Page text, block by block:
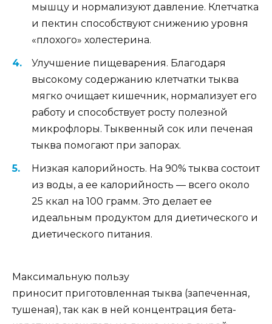
мышцу и нормализуют давление. Клетчатка
и пектин способствуют снижению уровня
«плохого» холестерина.
Улучшение пищеварения. Благодаря
высокому содержанию клетчатки тыква
мягко очищает кишечник, нормализует его
работу и способствует росту полезной
микрофлоры. Тыквенный сок или печеная
тыква помогают при запорах.
Низкая калорийность. На 90% тыква состоит
из воды, а ее калорийность — всего около
25 ккал на 100 грамм. Это делает ее
идеальным продуктом для диетического и
диетического питания.
Максимальную пользу
приносит приготовленная тыква (запеченная,
тушеная), так как в ней концентрация бета-